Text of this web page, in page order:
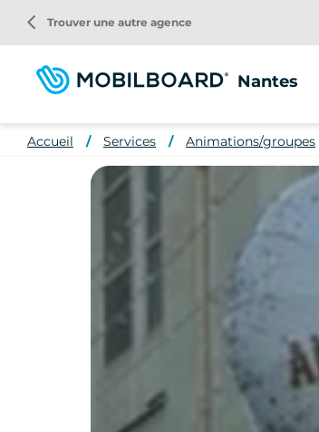
contenu
principal
Nantes
arrow_back_ios Trouver une autre agence
Accueil Services Animations/groupes